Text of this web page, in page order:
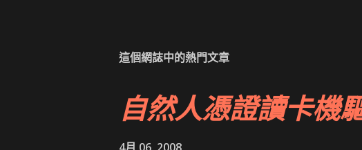
這個網誌中的熱門文章
自然人憑證讀卡機